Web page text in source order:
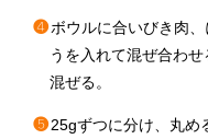
❹ボウルに合いびき肉
うを入れて混ぜ合わ
混ぜる。
❺25gずつに分け、丸め